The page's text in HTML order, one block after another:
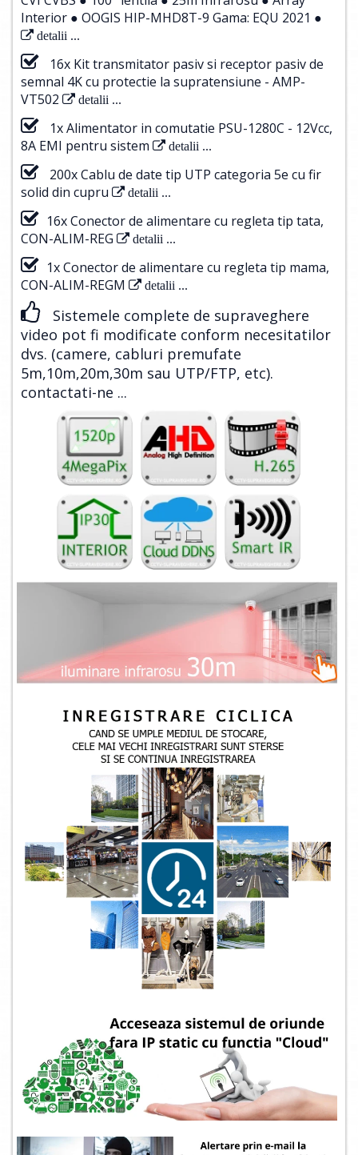
Interior ● OOGIS HIP-MHD8T-9 Gama: EQU 2021 ●
detalii ...
16x Kit transmitator pasiv si receptor pasiv de
semnal 4K cu protectie la supratensiune - AMP-
VT502
detalii ...
1x Alimentator in comutatie PSU-1280C - 12Vcc,
8A EMI pentru sistem
detalii ...
200x Cablu de date tip UTP categoria 5e cu fir
solid din cupru
detalii ...
16x Conector de alimentare cu regleta tip tata,
CON-ALIM-REG
detalii ...
1x Conector de alimentare cu regleta tip mama,
CON-ALIM-REGM
detalii ...
Sistemele complete de supraveghere
video pot fi modificate conform necesitatilor
dvs. (camere, cabluri premufate
5m,10m,20m,30m sau UTP/FTP, etc).
contactati-ne ...